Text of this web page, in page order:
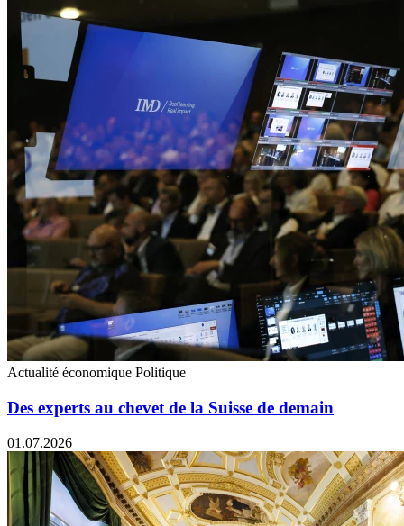
Actualité économique Politique
Des experts au chevet de la Suisse de demain
01.07.2026